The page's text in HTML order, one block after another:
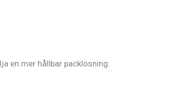
en mer hållbar packlösning.